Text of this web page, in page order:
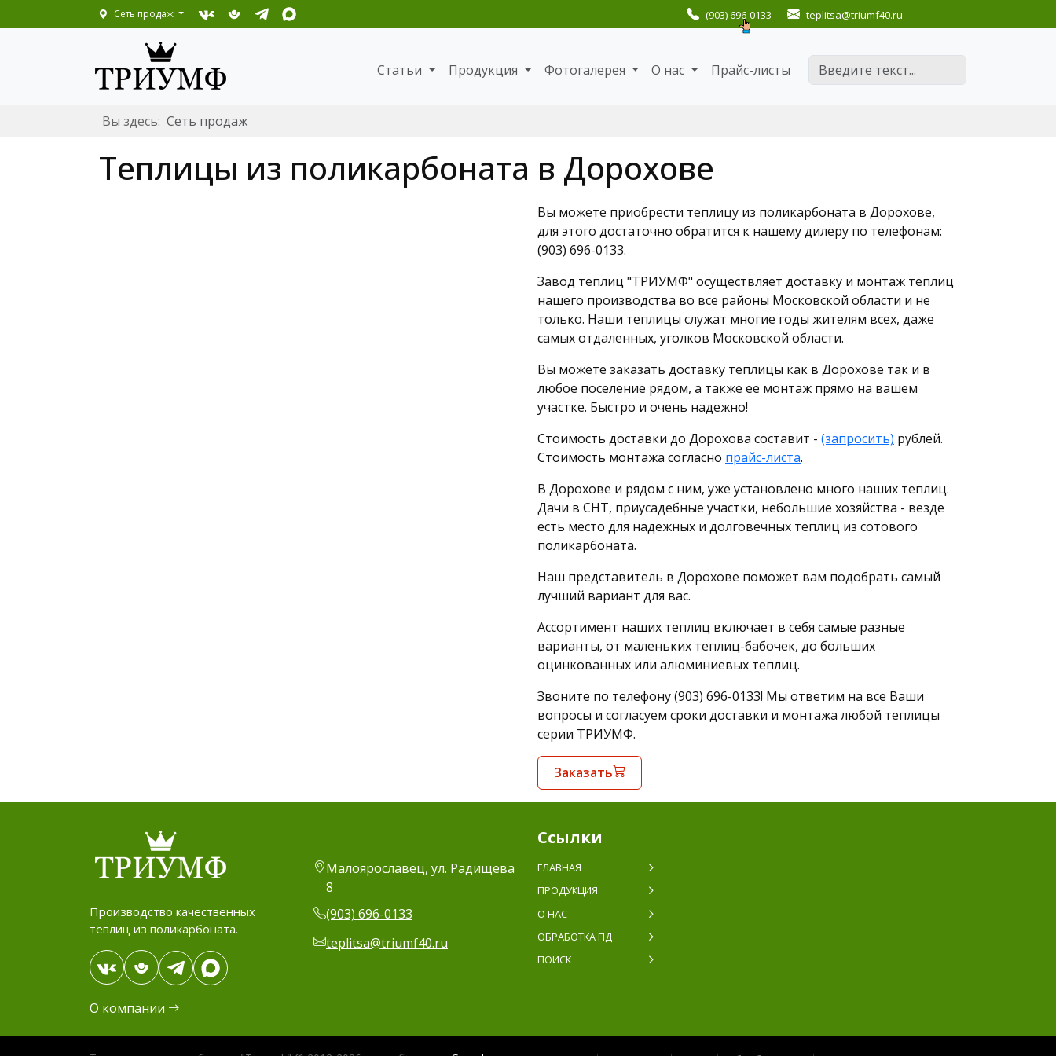
Сеть продаж (903) 696-0133 teplitsa@triumf40.ru
Статьи Продукция Фотогалерея О нас Прайс-листы Поиск
Вы здесь: Сеть продаж
Теплицы из поликарбоната в Дорохове
Вы можете приобрести теплицу из поликарбоната в Дорохове,
для этого достаточно обратится к нашему дилеру по телефонам:
(903) 696-0133.
Завод теплиц "ТРИУМФ" осуществляет доставку и монтаж теплиц
нашего производства во все районы Московской области и не
только. Наши теплицы служат многие годы жителям всех, даже
самых отдаленных, уголков Московской области.
Вы можете заказать доставку теплицы как в Дорохове так и в
любое поселение рядом, а также ее монтаж прямо на вашем
участке. Быстро и очень надежно!
Стоимость доставки до Дорохова составит - (запросить) рублей.
Стоимость монтажа согласно прайс-листа.
В Дорохове и рядом с ним, уже установлено много наших теплиц.
Дачи в СНТ, приусадебные участки, небольшие хозяйства - везде
есть место для надежных и долговечных теплиц из сотового
поликарбоната.
Наш представитель в Дорохове поможет вам подобрать самый
лучший вариант для вас.
Ассортимент наших теплиц включает в себя самые разные
варианты, от маленьких теплиц-бабочек, до больших
оцинкованных или алюминиевых теплиц.
Звоните по телефону (903) 696-0133! Мы ответим на все Ваши
вопросы и согласуем сроки доставки и монтажа любой теплицы
серии ТРИУМФ.
Заказать
Производство качественных
теплиц из поликарбоната.
О компании
Малоярославец, ул. Радищева
8
(903) 696-0133
teplitsa@triumf40.ru
Ссылки
ГЛАВНАЯ
ПРОДУКЦИЯ
О НАС
ОБРАБОТКА ПД
ПОИСК